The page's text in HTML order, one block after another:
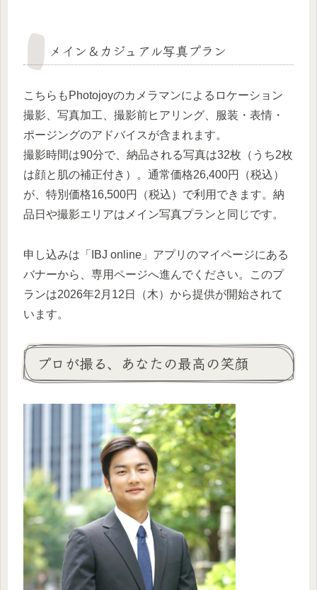
メイン＆カジュアル写真プラン
こちらもPhotojoyのカメラマンによるロケーション
撮影、写真加工、撮影前ヒアリング、服装・表情・
ポージングのアドバイスが含まれます。
撮影時間は90分で、納品される写真は32枚（うち2枚
は顔と肌の補正付き）。通常価格26,400円（税込）
が、特別価格16,500円（税込）で利用できます。納
品日や撮影エリアはメイン写真プランと同じです。
申し込みは「IBJ online」アプリのマイページにある
バナーから、専用ページへ進んでください。このプ
ランは2026年2月12日（木）から提供が開始されて
います。
プロが撮る、あなたの最高の笑顔